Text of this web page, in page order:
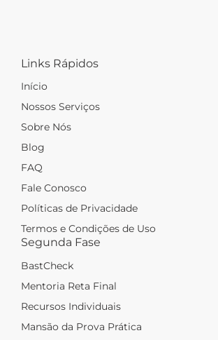
Links Rápidos
Início
Nossos Serviços
Sobre Nós
Blog
FAQ
Fale Conosco
Políticas de Privacidade
Termos e Condições de Uso
Segunda Fase
BastCheck
Mentoria Reta Final
Recursos Individuais
Mansão da Prova Prática